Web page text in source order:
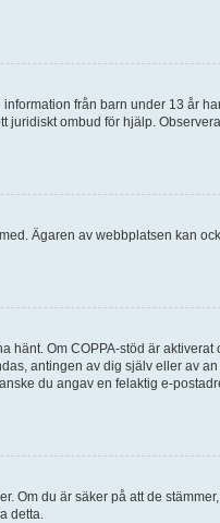
från barn under 13 år
ombud för hjälp.
Ägaren av webbplatsen kan
hänt. Om COPPA-stöd är
antingen av dig själv eller av
du angav en felaktig e-
Om du är säker på att de
detta.